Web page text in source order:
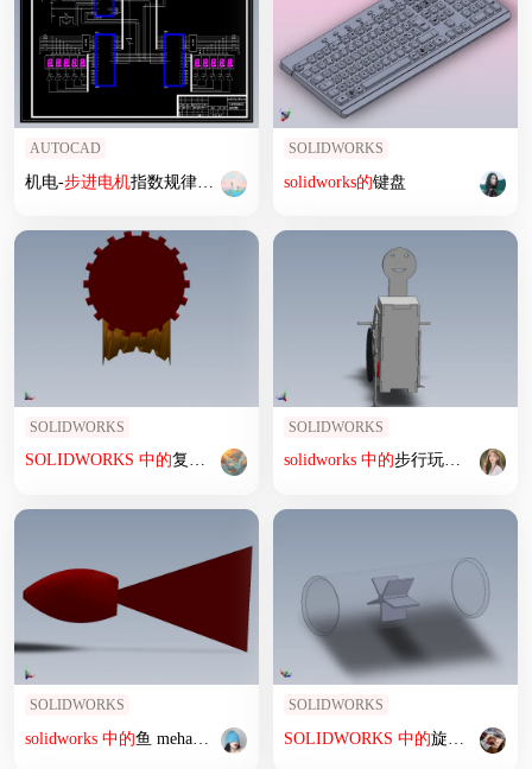
AUTOCAD
机电-步进电机指数规律升降速 的 单片机控制系统设计
SOLIDWORKS
solidworks的键盘
SOLIDWORKS
SOLIDWORKS 中的复杂蜗轮 设计
SOLIDWORKS
solidworks 中的步行玩具 设计
SOLIDWORKS
solidworks 中的鱼 mehanism 设计
SOLIDWORKS
SOLIDWORKS 中的旋转 电机流